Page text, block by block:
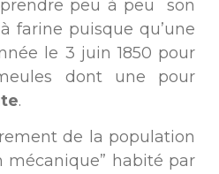
peu à peu son
farine puisque qu’une
le 3 juin 1850 pour
dont une pour
.
de la population
mécanique” habité par